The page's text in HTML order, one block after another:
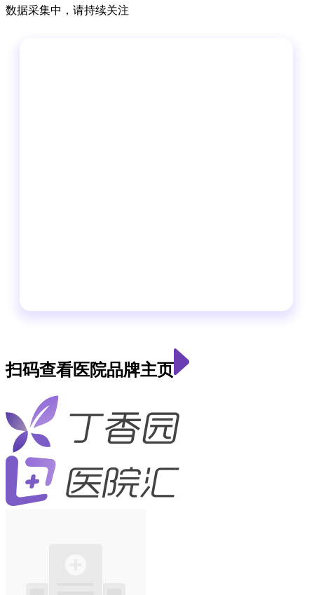
数据采集中，请持续关注
扫码查看医院品牌主页